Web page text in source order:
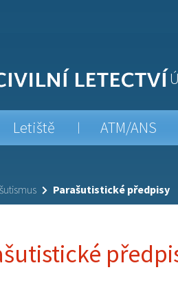
Letiště ATM/ANS
Parašutistické předpisy